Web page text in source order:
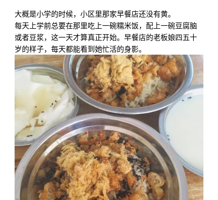
大概是小学的时候，小区里那家早餐店还没有黄。
每天上学前总要在那里吃上一碗糯米饭，配上一碗豆腐脑
或者豆浆，这一天才算真正开始。早餐店的老板娘四五十
岁的样子，每天都能看到她忙活的身影。